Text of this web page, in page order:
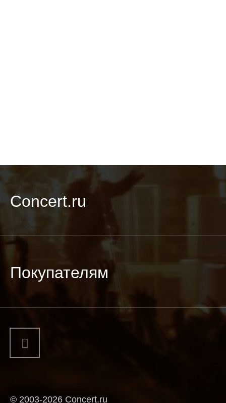
Concert.ru
Покупателям
© 2003-2026 Concert.ru